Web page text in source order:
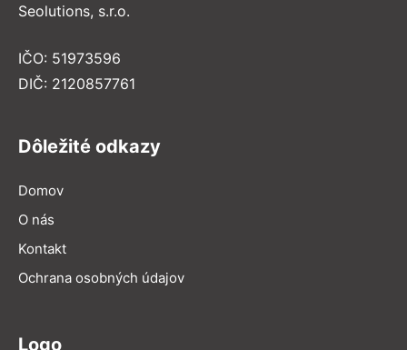
Seolutions, s.r.o.
IČO: 51973596
DIČ: 2120857761
Dôležité odkazy
Domov
O nás
Kontakt
Ochrana osobných údajov
Logo